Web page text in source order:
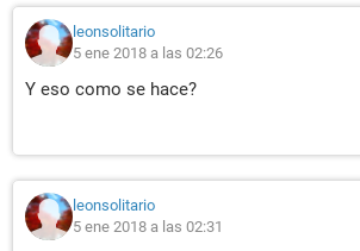
leonsolitario
5 ene 2018 a las 02:26
Y eso como se hace?
leonsolitario
5 ene 2018 a las 02:31